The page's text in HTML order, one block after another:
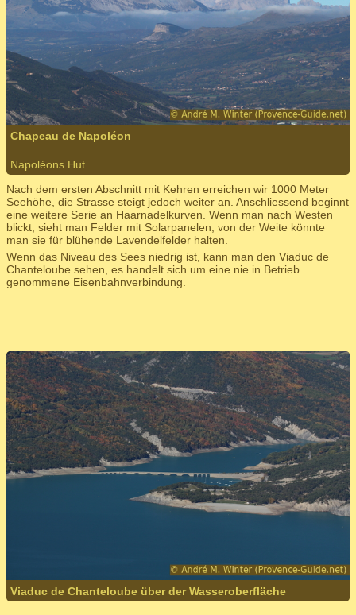
Chapeau de Napoléon
Napoléons Hut
Nach dem ersten Abschnitt mit Kehren erreichen wir 1000 Meter
Seehöhe, die Strasse steigt jedoch weiter an. Anschliessend beginnt
eine weitere Serie an Haarnadelkurven. Wenn man nach Westen
blickt, sieht man Felder mit Solarpanelen, von der Weite könnte
man sie für blühende Lavendelfelder halten.
Wenn das Niveau des Sees niedrig ist, kann man den Viaduc de
Chanteloube sehen, es handelt sich um eine nie in Betrieb
genommene Eisenbahnverbindung.
Viaduc de Chanteloube über der Wasseroberfläche